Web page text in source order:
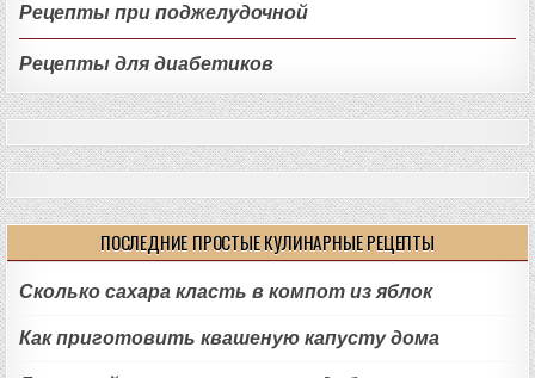
Рецепты при поджелудочной
Рецепты для диабетиков
ПОСЛЕДНИЕ ПРОСТЫЕ КУЛИНАРНЫЕ РЕЦЕПТЫ
Сколько сахара класть в компот из яблок
Как приготовить квашеную капусту дома